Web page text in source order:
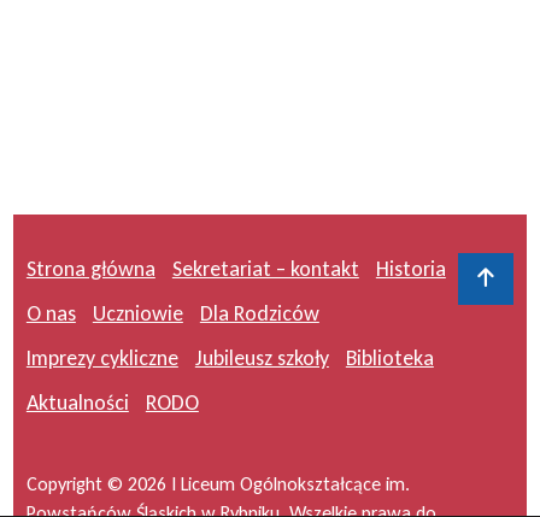
Strona główna Sekretariat – kontakt
Historia
O nas
Uczniowie
Dla Rodziców
Imprezy cykliczne
Jubileusz szkoły
Biblioteka
Aktualności
RODO
Copyright © 2026 I Liceum Ogólnokształcące im.
Do